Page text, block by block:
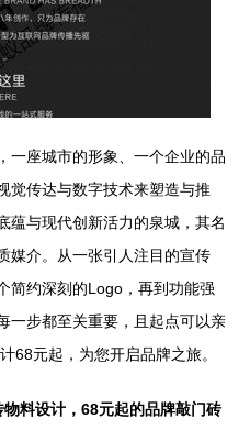
一座城市的形象、一个企业的品
觉传达与数字技术来塑造与推
蕴与现代创新活力的泉城，其名
媒介。从一张引人注目的宣传
简约深刻的Logo，再到功能强
一步都至关重要，且起点可以亲
元起，为您开启品牌之旅。
料设计，68元起的品牌敲门砖